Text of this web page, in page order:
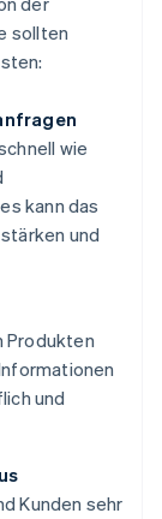
sollten
wie
kann das
und
Produkten
und
Kunden sehr